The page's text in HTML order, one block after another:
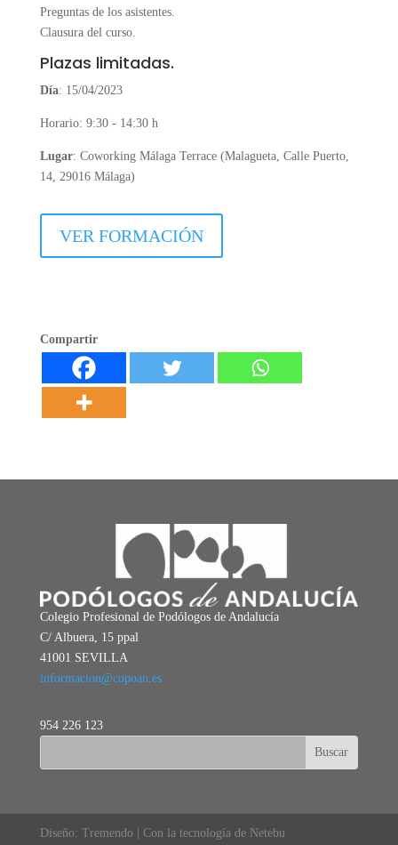
Preguntas de los asistentes.
Clausura del curso.
Plazas limitadas.
Día: 15/04/2023
Horario: 9:30 - 14:30 h
Lugar: Coworking Málaga Terrace (Malagueta, Calle Puerto,
14, 29016 Málaga)
VER FORMACIÓN
Compartir
Colegio Profesional de Podólogos de Andalucía
C/ Albuera, 15 ppal
41001 SEVILLA
informacion@copoan.es
954 226 123
Diseño: Tremendo | Con la tecnología de Netebu